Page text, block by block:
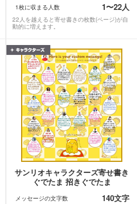
1枚に収まる人数 1〜22人
22人を越えると寄せ書きの枚数(ページ)が自
動的に増えます。
サンリオキャラクターズ寄せ書き
ぐでたま 招きぐでたま
メッセージの文字数 140文字